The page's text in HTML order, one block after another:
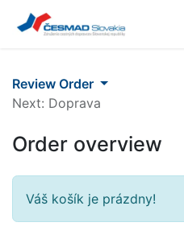
Review Order
Next: Doprava
Order overview
Váš košík je prázdny!